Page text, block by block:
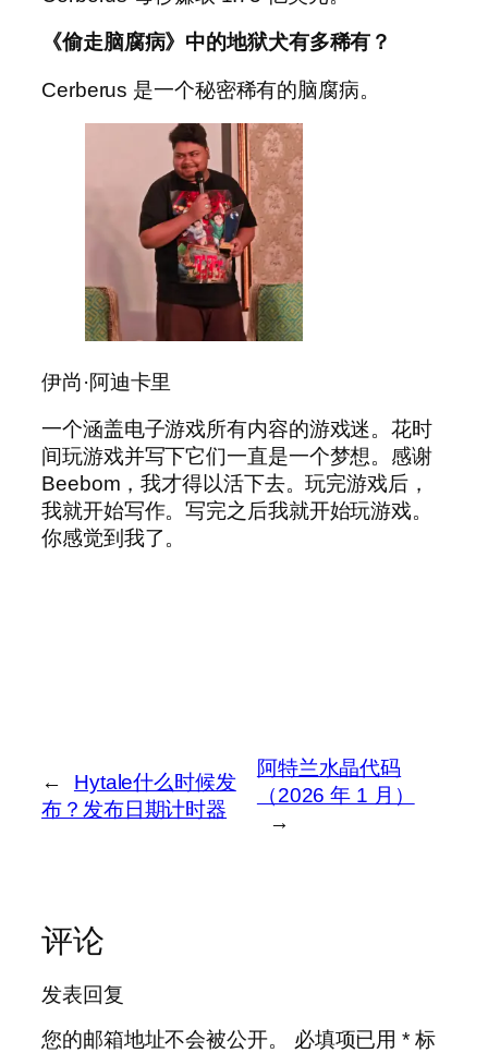
《偷走脑腐病》中的地狱犬有多稀有？
Cerberus 是一个秘密稀有的脑腐病。
伊尚·阿迪卡里
一个涵盖电子游戏所有内容的游戏迷。花时
间玩游戏并写下它们一直是一个梦想。感谢
Beebom，我才得以活下去。玩完游戏后，
我就开始写作。写完之后我就开始玩游戏。
你感觉到我了。
←
Hytale什么时候发
布？发布日期计时器
阿特兰水晶代码
（2026 年 1 月）
→
评论
发表回复
您的邮箱地址不会被公开。
必填项已用* 标